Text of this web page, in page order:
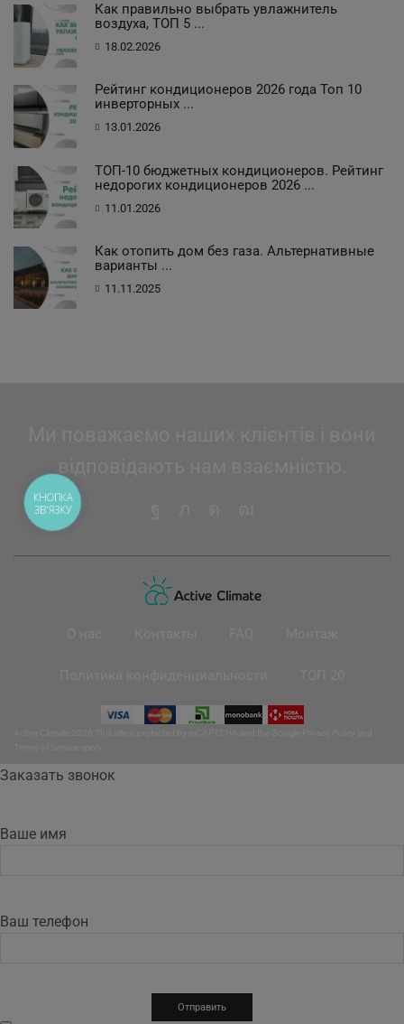
Как правильно выбрать увлажнитель
воздуха, ТОП 5 ...
18.02.2026
Рейтинг кондиционеров 2026 года Топ 10
инверторных ...
13.01.2026
ТОП-10 бюджетных кондиционеров. Рейтинг
недорогих кондиционеров 2026 ...
11.01.2026
Как отопить дом без газа. Альтернативные
варианты ...
11.11.2025
Заказать звонок
Ваше имя
Ваш телефон
КНОПКА
ЗВ'ЯЗКУ